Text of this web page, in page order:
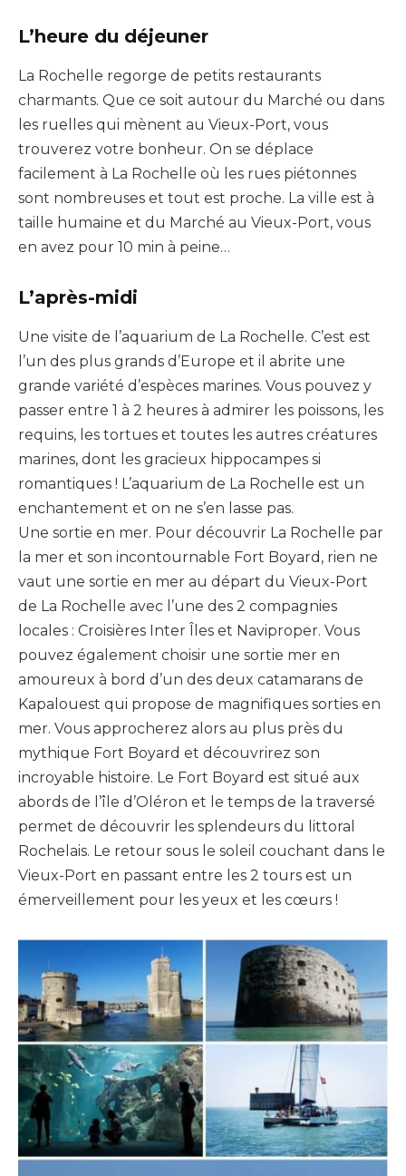
L’heure du déjeuner
La Rochelle regorge de petits restaurants
charmants. Que ce soit autour du Marché ou dans
les ruelles qui mènent au Vieux-Port, vous
trouverez votre bonheur. On se déplace
facilement à La Rochelle où les rues piétonnes
sont nombreuses et tout est proche. La ville est à
taille humaine et du Marché au Vieux-Port, vous
en avez pour 10 min à peine…
L’après-midi
Une visite de l’aquarium de La Rochelle. C’est est
l’un des plus grands d’Europe et il abrite une
grande variété d’espèces marines. Vous pouvez y
passer entre 1 à 2 heures à admirer les poissons, les
requins, les tortues et toutes les autres créatures
marines, dont les gracieux hippocampes si
romantiques ! L’aquarium de La Rochelle est un
enchantement et on ne s’en lasse pas.
Une sortie en mer. Pour découvrir La Rochelle par
la mer et son incontournable Fort Boyard, rien ne
vaut une sortie en mer au départ du Vieux-Port
de La Rochelle avec l’une des 2 compagnies
locales : Croisières Inter Îles et Naviproper. Vous
pouvez également choisir une sortie mer en
amoureux à bord d’un des deux catamarans de
Kapalouest qui propose de magnifiques sorties en
mer. Vous approcherez alors au plus près du
mythique Fort Boyard et découvrirez son
incroyable histoire. Le Fort Boyard est situé aux
abords de l’île d’Oléron et le temps de la traversé
permet de découvrir les splendeurs du littoral
Rochelais. Le retour sous le soleil couchant dans le
Vieux-Port en passant entre les 2 tours est un
émerveillement pour les yeux et les cœurs !